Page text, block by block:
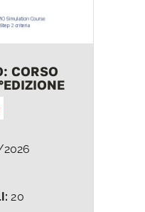
CORSO
20